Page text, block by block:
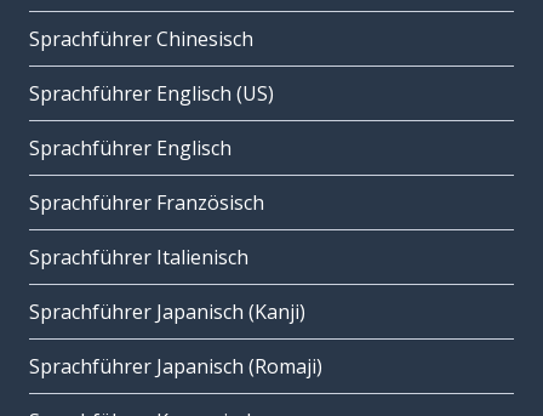
Sprachführer Chinesisch
Sprachführer Englisch (US)
Sprachführer Englisch
Sprachführer Französisch
Sprachführer Italienisch
Sprachführer Japanisch (Kanji)
Sprachführer Japanisch (Romaji)